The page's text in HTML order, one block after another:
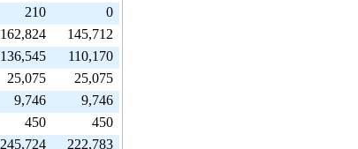
210
0
162,824
145,712
136,545
110,170
25,075
25,075
9,746
9,746
450
450
245,724 222,783